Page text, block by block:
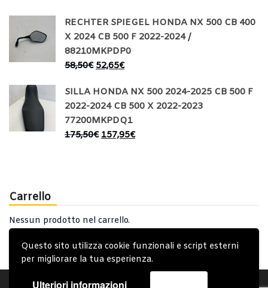
Questo sito utilizza cookie funzionali e script esterni
per migliorare la tua esperienza.
Ulteriori informazioni
RECHTER SPIEGEL HONDA NX 500 CB 400
X 2024 CB 500 F 2022-2024 /
88210MKPDP0
58,50€ 52,65€
SILLA HONDA NX 500 2024-2025 CB 500 F
2022-2024 CB 500 X 2022-2023
77200MKPDQ1
175,50€ 157,95€
Carrello
Nessun prodotto nel carrello.
Account Condizioni Generali